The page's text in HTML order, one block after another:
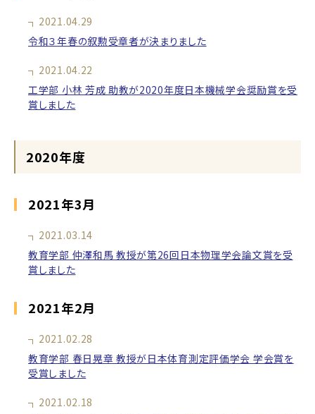
2021.04.29
令和３年春の叙勲受章者が決まりました
2021.04.22
工学部 小林 芳成 助教が2020年度日本機械学会奨励賞を受
賞しました
2020年度
2021年3月
2021.03.14
教育学部 仲澤和馬 教授が第26回日本物理学会論文賞を受
賞しました
2021年2月
2021.02.28
教育学部 春日晃章 教授が日本体育測定評価学会 学会賞を
受賞しました
2021.02.18